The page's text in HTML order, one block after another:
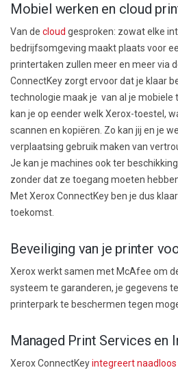
Mobiel werken en cloud
Van de cloud gesproken: zowat elke
bedrijfsomgeving maakt plaats voor
printertaken zullen meer en meer via
ConnectKey zorgt ervoor dat je klaar
technologie maak je van al je mobiele
kan je op eender welk Xerox-toestel,
scannen en kopiëren. Zo kan jij en je
verplaatsing gebruik maken van
Je kan je machines ook ter
zonder dat ze toegang moeten
Met Xerox ConnectKey ben je dus
toekomst.
Beveiliging van je printer
Xerox werkt samen met McAfee om
systeem te garanderen, je gegevens
printerpark te beschermen tegen
Managed Print Services en
Xerox ConnectKeyintegreert naadloos